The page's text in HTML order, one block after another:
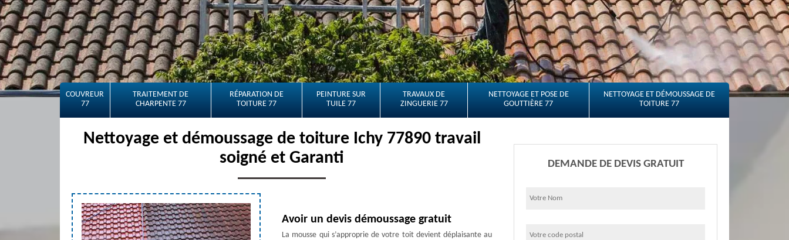
COUVREUR
77
TRAITEMENT DE
CHARPENTE 77
RÉPARATION DE
TOITURE 77
PEINTURE SUR
TUILE 77
TRAVAUX DE
ZINGUERIE 77
NETTOYAGE ET POSE DE
GOUTTIÈRE 77
NETTOYAGE ET DÉMOUSSAGE DE
TOITURE 77
Nettoyage et démoussage de toiture Ichy 77890 travail
soigné et Garanti
Avoir un devis démoussage gratuit
La mousse qui s’approprie de votre toit devient déplaisante au
DEMANDE DE DEVIS GRATUIT